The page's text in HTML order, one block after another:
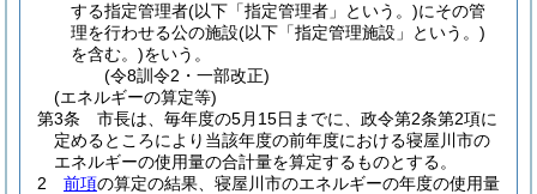
する指定管理者(以下「指定管理者」という。)にその管
理を行わせる公の施設(以下「指定管理施設」という。)
を含む。)をいう。
(令8訓令2・一部改正)
(エネルギーの算定等)
第3条
市長は、毎年度の5月15日までに、政令第2条第2項に
定めるところにより当該年度の前年度における寝屋川市の
エネルギーの使用量の合計量を算定するものとする。
2
前項の算定の結果、寝屋川市のエネルギーの年度の使用量